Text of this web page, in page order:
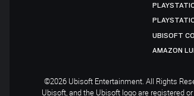
UBISOFT
AMAZON
©2026 Ubisoft Entertainment. All Rights
Ubisoft, and the Ubisoft logo are registered